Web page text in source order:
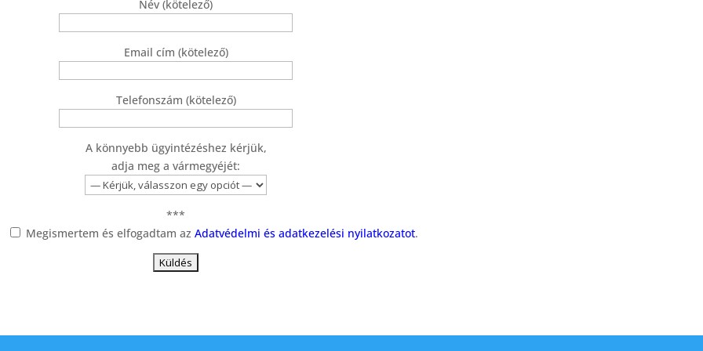
Név (kötelező)
Email cím (kötelező)
Telefonszám (kötelező)
A könnyebb ügyintézéshez kérjük,
adja meg a vármegyéjét:
***
Megismertem és elfogadtam az Adatvédelmi és adatkezelési nyilatkozatot.